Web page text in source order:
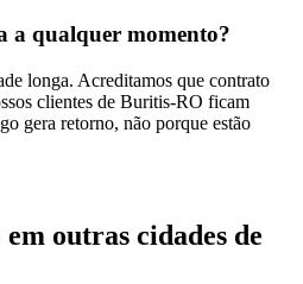
a qualquer momento?
longa. Acreditamos que contrato
clientes de Buritis-RO ficam
gera retorno, não porque estão
em outras cidades de